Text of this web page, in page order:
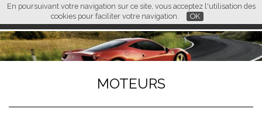
En poursuivant votre navigation sur ce site, vous acceptez l'utilisation des
cookies pour faciliter votre navigation.
OK
FR EN CN
L M
MOTEURS